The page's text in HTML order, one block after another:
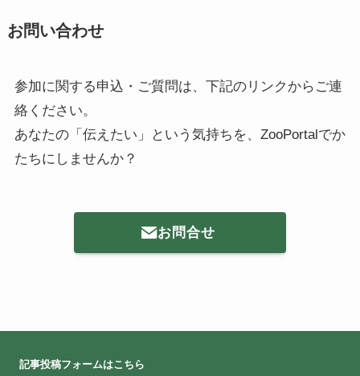
お問い合わせ
参加に関する申込・ご質問は、下記のリンクからご連
絡ください。
あなたの「伝えたい」という気持ちを、ZooPortalでか
たちにしませんか？
お問合せ
記事投稿フォームはこちら